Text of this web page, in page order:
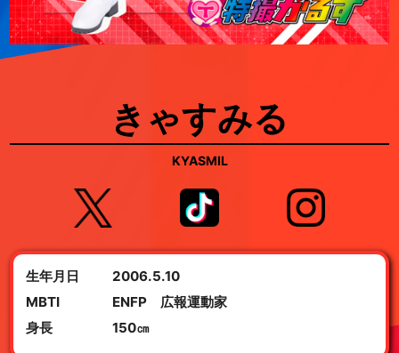
きゃすみる
KYASMIL
生年月日
2006.5.10
MBTI
ENFP 広報運動家
身長
150㎝